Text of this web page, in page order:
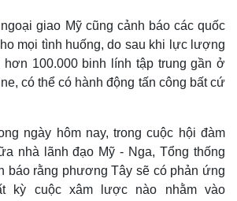
giao Mỹ cũng cảnh báo các quốc
mọi tình huống, do sau khi lực lượng
100.000 binh lính tập trung gần ở
có thể có hành động tấn công bất cứ
ngày hôm nay, trong cuộc hội đàm
nhà lãnh đạo Mỹ - Nga, Tổng thống
báo rằng phương Tây sẽ có phản ứng
kỳ cuộc xâm lược nào nhằm vào